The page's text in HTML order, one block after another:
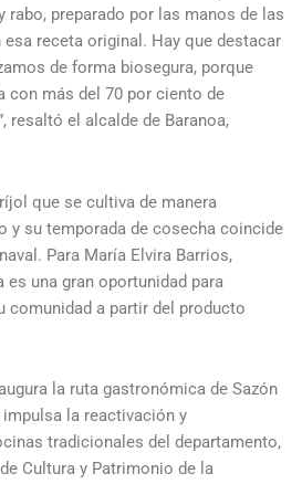
rabo, preparado por las manos de las
receta original. Hay que destacar
de forma biosegura, porque
con más del 70 por ciento de
resaltó el alcalde de Baranoa,
que se cultiva de manera
y su temporada de cosecha coincide
Para María Elvira Barrios,
una gran oportunidad para
comunidad a partir del producto
la ruta gastronómica de Sazón
la reactivación y
tradicionales del departamento,
Cultura y Patrimonio de la